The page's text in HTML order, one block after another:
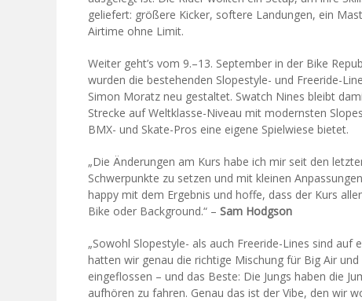
geliefert: größere Kicker, softere Landungen, ein
Airtime ohne Limit.
Weiter geht’s vom 9.–13. September in der Bike
wurden die bestehenden Slopestyle- und Freeride-
Simon Moratz neu gestaltet. Swatch Nines bleibt
Strecke auf Weltklasse-Niveau mit modernsten
BMX- und Skate-Pros eine eigene Spielwiese bietet.
„Die Änderungen am Kurs habe ich mir seit den
Schwerpunkte zu setzen und mit kleinen
happy mit dem Ergebnis und hoffe, dass der Kurs
Bike oder Background.“ – Sam Hodgson
„Sowohl Slopestyle- als auch Freeride-Lines sind
hatten wir genau die richtige Mischung für Big Air
eingeflossen – und das Beste: Die Jungs haben die
aufhören zu fahren. Genau das ist der Vibe, den wir